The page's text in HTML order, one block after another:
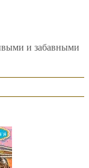
и забавными